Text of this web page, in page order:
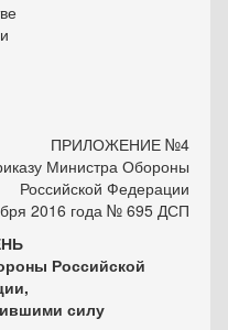
ПРИЛОЖЕНИЕ №4
Министра Обороны
Российской Федерации
2016 года № 695 ДСП
Российской
силу